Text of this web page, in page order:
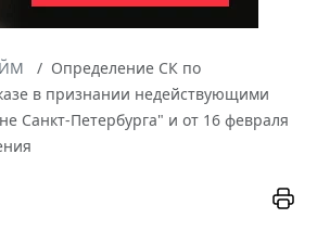
Определение СК по
в признании недействующими
Санкт-Петербурга" и от 16 февраля